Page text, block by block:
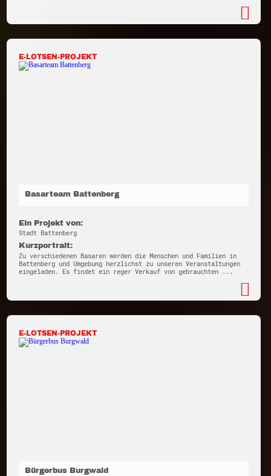
E-LOTSEN-PROJEKT
Basarteam Battenberg
Ein Projekt von:
Stadt Battenberg
Kurzportrait:
Zu verschiedenen Basaren werden die Menschen und Familien in
Battenberg und Umgebung herzlichst zu unseren Veranstaltungen
eingeladen. Es findet ein reger Verkauf von gebrauchten ...
E-LOTSEN-PROJEKT
Bürgerbus Burgwald